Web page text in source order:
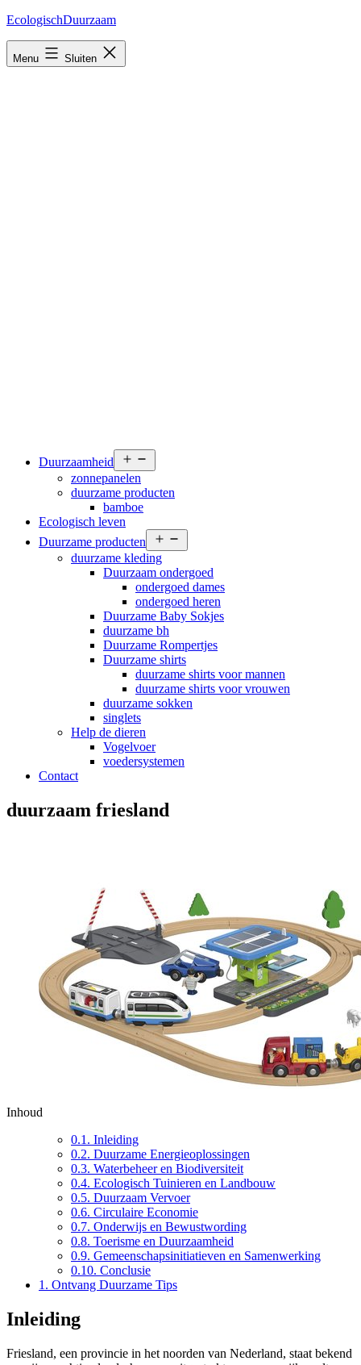
Ga
inhoud
EcologischDuurzaam
Menu Sluiten
Duurzaamheid
menu
zonnepanelen
duurzame producten
bamboe
Ecologisch leven
Duurzame producten
menu
duurzame kleding
Duurzaam ondergoed
ondergoed dames
ondergoed heren
Duurzame Baby Sokjes
duurzame bh
Duurzame Rompertjes
Duurzame shirts
duurzame shirts voor mannen
duurzame shirts voor vrouwen
duurzame sokken
singlets
Help de dieren
Vogelvoer
voedersystemen
Contact
duurzaam friesland
Inhoud
0.1. Inleiding
0.2. Duurzame Energieoplossingen
0.3. Waterbeheer en Biodiversiteit
0.4. Ecologisch Tuinieren en Landbouw
0.5. Duurzaam Vervoer
0.6. Circulaire Economie
0.7. Onderwijs en Bewustwording
0.8. Toerisme en Duurzaamheid
0.9. Gemeenschapsinitiatieven en Samenwerking
0.10. Conclusie
1. Ontvang Duurzame Tips
Inleiding
Friesland, een provincie in het noorden van Nederland, staat bekend